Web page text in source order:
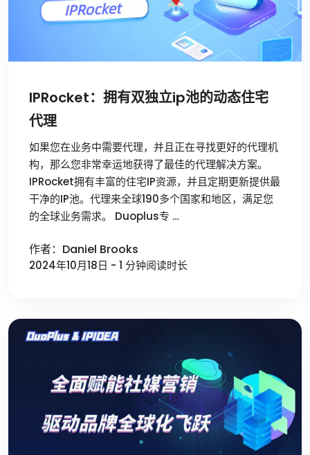
IPRocket：拥有双独立ip池的动态住宅
代理
如果您在业务中需要代理，并且正在寻找更好的代理机
构，那么您非常幸运地获得了最佳的代理解决方案。
IPRocket拥有丰富的住宅IP资源，并且定期更新提供最
干净的IP池。代理来全球190多个国家和地区，满足您
的全球业务需求。 Duoplus专 …
作者：Daniel Brooks
2024年10月18日 - 1 分钟阅读时长